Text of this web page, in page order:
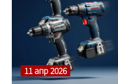
11 апр 2026